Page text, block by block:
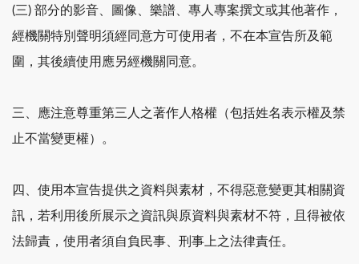
(三) 部分的影音、圖像、樂譜、專人專案撰文或其他著作，
經機關特別聲明須經同意方可使用者，不在本宣告所及範
圍，其後續使用應另經機關同意。
三、應注意尊重第三人之著作人格權（包括姓名表示權及禁
止不當變更權）。
四、使用本宣告提供之資料與素材，不得惡意變更其相關資
訊，若利用後所展示之資訊與原資料與素材不符，且得被依
法歸責，使用者須自負民事、刑事上之法律責任。